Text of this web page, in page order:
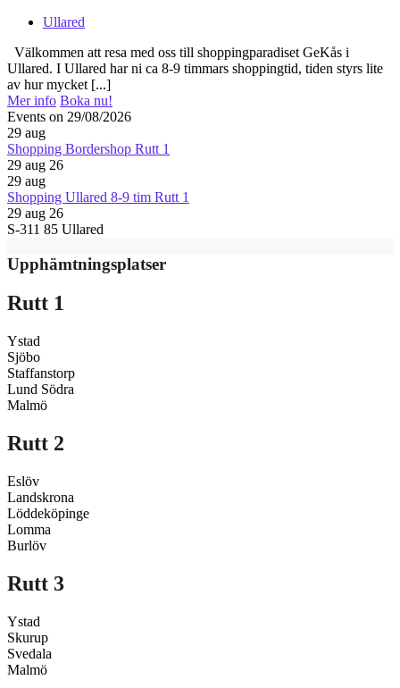
Ullared
Välkommen att resa med oss till shoppingparadiset GeKås i
Ullared. I Ullared har ni ca 8-9 timmars shoppingtid, tiden styrs lite
av hur mycket [...]
Mer info Boka nu!
Events on 29/08/2026
29 aug
Shopping Bordershop Rutt 1
29 aug 26
29 aug
Shopping Ullared 8-9 tim Rutt 1
29 aug 26
S-311 85 Ullared
Upphämtningsplatser
Rutt 1
Ystad
Sjöbo
Staffanstorp
Lund Södra
Malmö
Rutt 2
Eslöv
Landskrona
Löddeköpinge
Lomma
Burlöv
Rutt 3
Ystad
Skurup
Svedala
Malmö